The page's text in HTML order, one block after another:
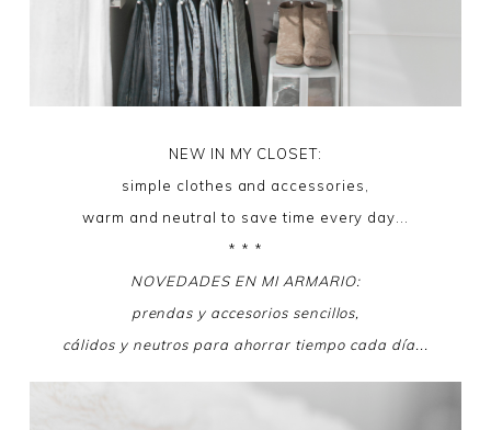
NEW IN MY CLOSET:
simple clothes and accessories,
warm and neutral to save time every day...
* * *
NOVEDADES EN MI ARMARIO:
prendas y accesorios sencillos,
cálidos y neutros para ahorrar tiempo cada día...